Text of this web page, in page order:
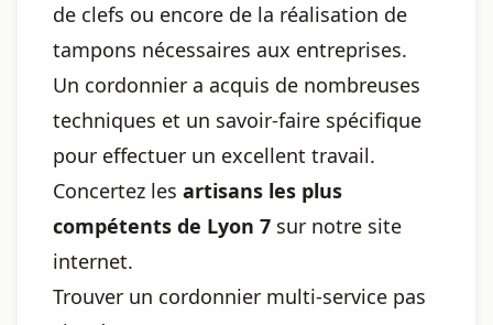
de clefs ou encore de la réalisation de
tampons nécessaires aux entreprises.
Un cordonnier a acquis de nombreuses
techniques et un savoir-faire spécifique
pour effectuer un excellent travail.
Concertez les artisans les plus
compétents de Lyon 7 sur notre site
internet.
Trouver un cordonnier multi-service pas